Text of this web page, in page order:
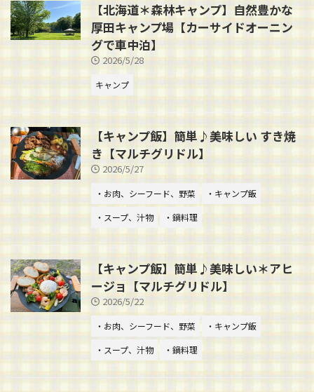
【北海道＊森林キャンプ】自然豊かな
厚田キャンプ場【カーサイドオーニン
グで車中泊】
2026/5/28
キャンプ
【キャンプ飯】簡単♪美味しい すき焼
き【マルチグリドル】
2026/5/27
・お肉、シーフード、野菜
・キャンプ飯
・スープ、汁物
・鍋料理
【キャンプ飯】簡単♪美味しい＊アヒ
ージョ【マルチグリドル】
2026/5/22
・お肉、シーフード、野菜
・キャンプ飯
・スープ、汁物
・鍋料理